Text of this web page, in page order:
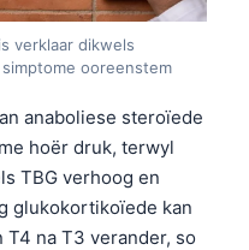
verklaar dikwels
ooreenstem
anaboliese steroïede
hoër druk, terwyl
TBG verhoog en
glukokortikoïede kan
na T3 verander, so